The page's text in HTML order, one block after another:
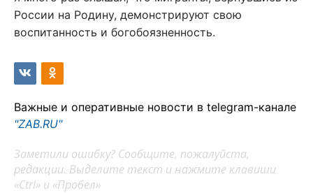
России на Родину, демонстрируют свою
воспитанность и богобоязненность.
Важные и оперативные новости в telegram-канале
"ZAB.RU"
Заметили ошибку? Сообщите, пожалуйста,
редакции. Выделите текст и нажмите клавиши
«Ctrl» и «Пробел»